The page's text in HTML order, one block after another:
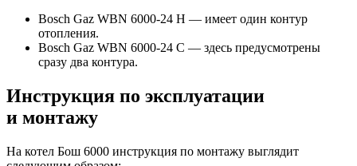
Bosch Gaz WBN 6000-24 H — имеет один контур
отопления.
Bosch Gaz WBN 6000-24 С — здесь предусмотрены
сразу два контура.
Инструкция по эксплуатации
и монтажу
На котел Бош 6000 инструкция по монтажу выглядит